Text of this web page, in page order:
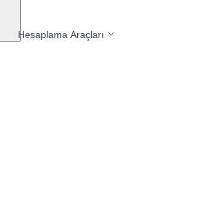
Hesaplama Araçları